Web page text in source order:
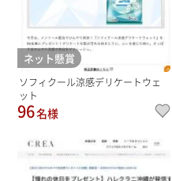
ネット懸賞
ソフィクール涼感デリケートウェ
ット
96名様